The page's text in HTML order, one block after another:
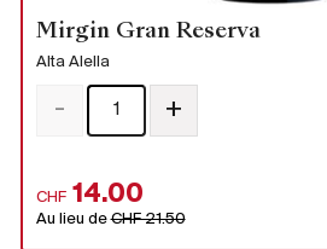
Mirgin Gran Reserva
Alta Alella
CHF 14.00
Au lieu deCHF 21.50
- +